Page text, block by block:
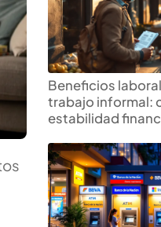
Beneficios
trabajo informal:
estabilidad